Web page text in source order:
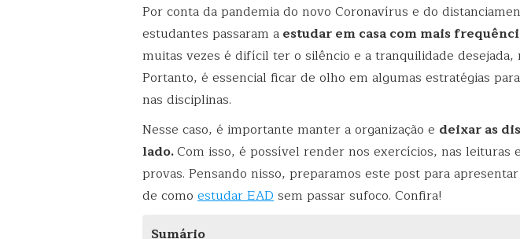
Por conta da pandemia do novo Coronavírus e do
estudantes passaram aestudar em casa com mais
muitas vezes é difícil ter o silêncio e a tranquilidade desejada,
Portanto, é essencial ficar de olho em algumas estratégias
nas disciplinas.
Nesse caso, é importante manter a organização e deixar as
lado.Com isso, é possível render nos exercícios, nas leituras
provas. Pensando nisso, preparamos este post para
de como estudar EADsem passar sufoco. Confira!
Sumário